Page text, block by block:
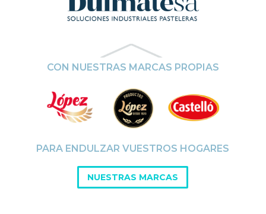
CON NUESTRAS MARCAS PROPIAS
PARA ENDULZAR VUESTROS HOGARES
NUESTRAS MARCAS